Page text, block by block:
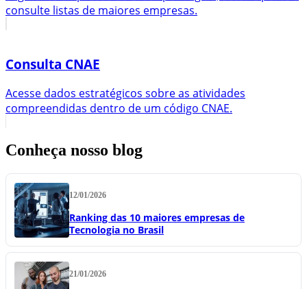
consulte listas de maiores empresas.
Consulta CNAE
Acesse dados estratégicos sobre as atividades
compreendidas dentro de um código CNAE.
Conheça nosso blog
12/01/2026
Ranking das 10 maiores empresas de
Tecnologia no Brasil
21/01/2026